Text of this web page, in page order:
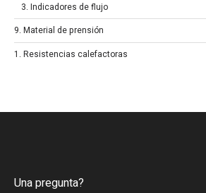
3. Indicadores de flujo
9. Material de prensión
1. Resistencias calefactoras
Una pregunta?